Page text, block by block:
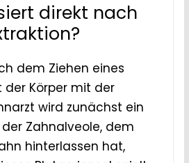
direkt nach
dem Ziehen eines
der Körper mit der
wird zunächst ein
Zahnalveole, dem
hinterlassen hat,